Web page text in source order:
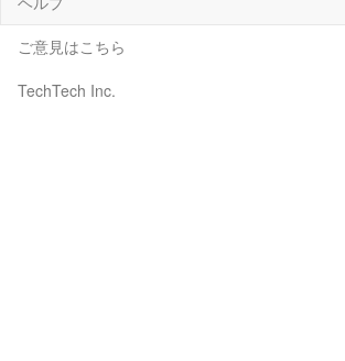
ご意見はこちら
TechTech Inc.